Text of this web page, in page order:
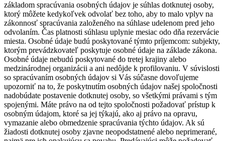
základom spracúvania osobných údajov je súhlas dotknutej osoby,
ktorý môžete kedykoľvek odvolať bez toho, aby to malo vplyv na
zákonnosť spracúvania založeného na súhlase udelenom pred jeho
odvolaním. Čas platnosti súhlasu uplynie mesiac odo dňa rezervácie
miesta. Osobné údaje budú poskytované týmto príjemcom: subjekty,
ktorým prevádzkovateľ poskytuje osobné údaje na základe zákona.
Osobné údaje nebudú poskytované do tretej krajiny alebo
medzinárodnej organizácii a ani nedôjde k profilovaniu. V súvislosti
so spracúvaním osobných údajov si Vás súčasne dovoľujeme
upozorniť na to, že poskytnutím osobných údajov našej spoločnosti
nadobúdate postavenie dotknutej osoby, so všetkými právami s tým
spojenými. Máte právo na od tejto spoločnosti požadovať prístup k
osobným údajom, ktoré sa jej týkajú, ako aj právo na opravu,
vymazanie alebo obmedzenie spracúvania týchto údajov. Ak sú
žiadosti dotknutej osoby zjavne neopodstatnené alebo neprimerané,